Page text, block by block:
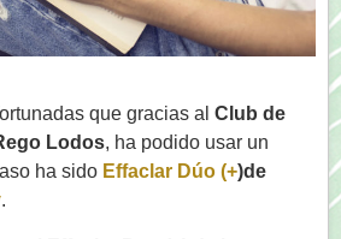
que gracias al Club de
Lodos, ha podido usar un
ha sido Effaclar Dúo (+)de
.